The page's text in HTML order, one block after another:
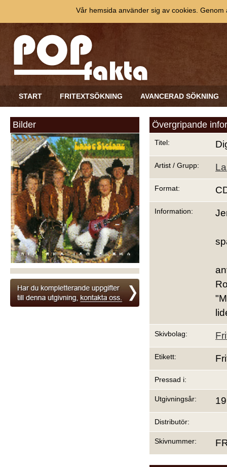
START FRITEXTSÖKNING AVANCERAD SÖKNING
Bilder Övergripande
Titel:
Artist / Grupp:
Format:
Information:
Skivbolag:
Etikett:
Pressad i:
Utgivningsår:
Distributör:
Skivnummer:
Vår hemsida använder sig av cookies.